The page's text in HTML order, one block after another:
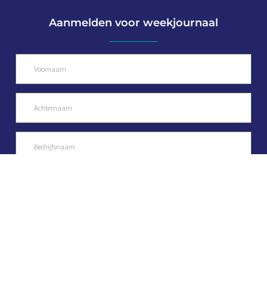
Aanmelden voor weekjournaal